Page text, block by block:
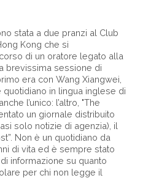
stata a due pranzi al Club
Kong che si
di un oratore legato alla
brevissima sessione di
era con Wang Xiangwei,
in lingua inglese di
l’unico: l’altro, "The
un giornale distribuito
solo notizie di agenzia), il
Non è un quotidiano da
di vita ed è sempre stato
informazione su quanto
per chi non legge il